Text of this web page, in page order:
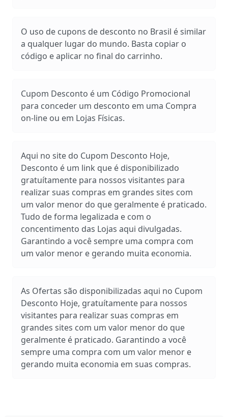
O uso de cupons de desconto no Brasil é similar
a qualquer lugar do mundo. Basta copiar o
código e aplicar no final do carrinho.
Cupom Desconto é um Código Promocional
para conceder um desconto em uma Compra
on-line ou em Lojas Físicas.
Aqui no site do Cupom Desconto Hoje,
Desconto é um link que é disponibilizado
gratuítamente para nossos visitantes para
realizar suas compras em grandes sites com
um valor menor do que geralmente é praticado.
Tudo de forma legalizada e com o
concentimento das Lojas aqui divulgadas.
Garantindo a você sempre uma compra com
um valor menor e gerando muita economia.
As Ofertas são disponibilizadas aqui no Cupom
Desconto Hoje, gratuítamente para nossos
visitantes para realizar suas compras em
grandes sites com um valor menor do que
geralmente é praticado. Garantindo a você
sempre uma compra com um valor menor e
gerando muita economia em suas compras.